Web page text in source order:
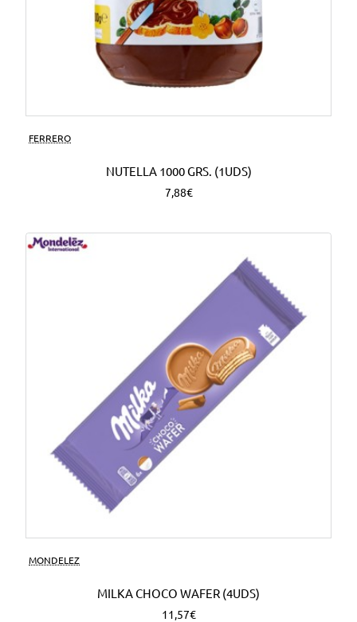
FERRERO
NUTELLA 1000 GRS. (1UDS)
7,88€
MONDELEZ
MILKA CHOCO WAFER (4UDS)
11,57€